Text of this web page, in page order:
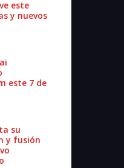
este
y nuevos
este 7 de
su
y fusión